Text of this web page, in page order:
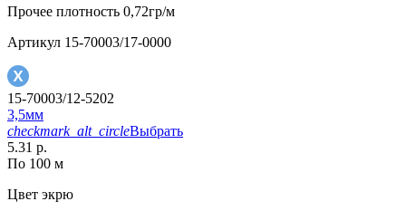
Прочее плотность 0,72гр/м
Артикул 15-70003/17-0000
15-70003/12-5202
3,5мм
checkmark_alt_circleВыбрать
5.31 р.
По 100 м
Цвет экрю